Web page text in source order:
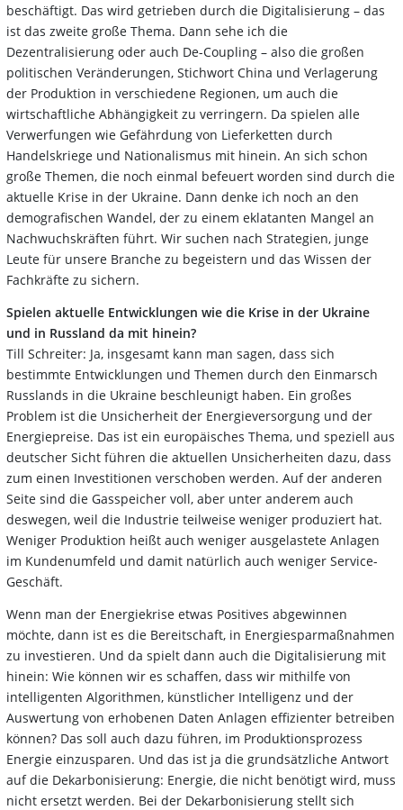
beschäftigt. Das wird getrieben durch die Digitalisierung – das
ist das zweite große Thema. Dann sehe ich die
Dezentralisierung oder auch De-Coupling – also die großen
politischen Veränderungen, Stichwort China und Verlagerung
der Produktion in verschiedene Regionen, um auch die
wirtschaftliche Abhängigkeit zu verringern. Da spielen alle
Verwerfungen wie Gefährdung von Lieferketten durch
Handelskriege und Nationalismus mit hinein. An sich schon
große Themen, die noch einmal befeuert worden sind durch die
aktuelle Krise in der Ukraine. Dann denke ich noch an den
demografischen Wandel, der zu einem eklatanten Mangel an
Nachwuchskräften führt. Wir suchen nach Strategien, junge
Leute für unsere Branche zu begeistern und das Wissen der
Fachkräfte zu sichern.
Spielen aktuelle Entwicklungen wie die Krise in der Ukraine
und in Russland da mit hinein?
Till Schreiter: Ja, insgesamt kann man sagen, dass sich
bestimmte Entwicklungen und Themen durch den Einmarsch
Russlands in die Ukraine beschleunigt haben. Ein großes
Problem ist die Unsicherheit der Energieversorgung und der
Energiepreise. Das ist ein europäisches Thema, und speziell aus
deutscher Sicht führen die aktuellen Unsicherheiten dazu, dass
zum einen Investitionen verschoben werden. Auf der anderen
Seite sind die Gasspeicher voll, aber unter anderem auch
deswegen, weil die Industrie teilweise weniger produziert hat.
Weniger Produktion heißt auch weniger ausgelastete Anlagen
im Kundenumfeld und damit natürlich auch weniger Service-
Geschäft.
Wenn man der Energiekrise etwas Positives abgewinnen
möchte, dann ist es die Bereitschaft, in Energiesparmaßnahmen
zu investieren. Und da spielt dann auch die Digitalisierung mit
hinein: Wie können wir es schaffen, dass wir mithilfe von
intelligenten Algorithmen, künstlicher Intelligenz und der
Auswertung von erhobenen Daten Anlagen effizienter betreiben
können? Das soll auch dazu führen, im Produktionsprozess
Energie einzusparen. Und das ist ja die grundsätzliche Antwort
auf die Dekarbonisierung: Energie, die nicht benötigt wird, muss
nicht ersetzt werden. Bei der Dekarbonisierung stellt sich